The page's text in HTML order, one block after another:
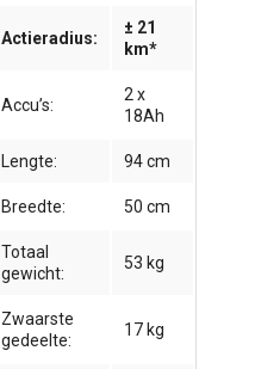
Actieradius:
± 21
km*
Accu’s:
2 x
18Ah
Lengte: 94 cm
Breedte: 50 cm
Totaal
gewicht:
53 kg
Zwaarste
gedeelte:
17 kg